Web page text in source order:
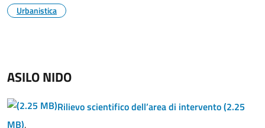
Urbanistica
ASILO NIDO
Rilievo scientifico dell’area di intervento(2.25
MB).